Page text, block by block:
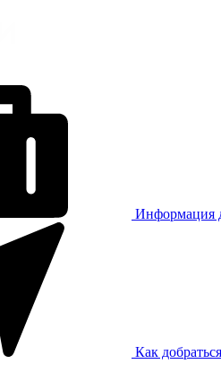
Информация
Как добраться